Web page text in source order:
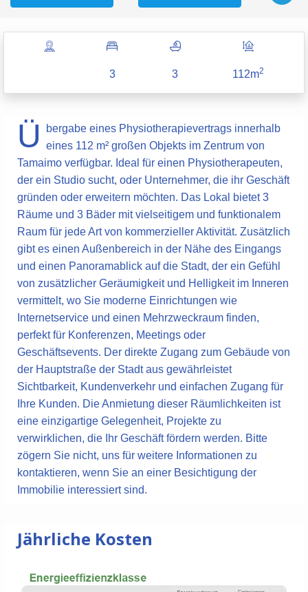
3 3 112m2
Ü
bergabe eines Physiotherapievertrags innerhalb
eines 112 m² großen Objekts im Zentrum von
Tamaimo verfügbar. Ideal für einen Physiotherapeuten,
der ein Studio sucht, oder Unternehmer, die ihr Geschäft
gründen oder erweitern möchten. Das Lokal bietet 3
Räume und 3 Bäder mit vielseitigem und funktionalem
Raum für jede Art von kommerzieller Aktivität. Zusätzlich
gibt es einen Außenbereich in der Nähe des Eingangs
und einen Panoramablick auf die Stadt, der ein Gefühl
von zusätzlicher Geräumigkeit und Helligkeit im Inneren
vermittelt, wo Sie moderne Einrichtungen wie
Internetservice und einen Mehrzweckraum finden,
perfekt für Konferenzen, Meetings oder
Geschäftsevents. Der direkte Zugang zum Gebäude von
der Hauptstraße der Stadt aus gewährleistet
Sichtbarkeit, Kundenverkehr und einfachen Zugang für
Ihre Kunden. Die Anmietung dieser Räumlichkeiten ist
eine einzigartige Gelegenheit, Projekte zu
verwirklichen, die Ihr Geschäft fördern werden. Bitte
zögern Sie nicht, uns für weitere Informationen zu
kontaktieren, wenn Sie an einer Besichtigung der
Immobilie interessiert sind.
Jährliche Kosten